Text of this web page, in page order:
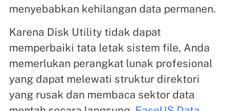
menyebabkan kehilangan data permanen.
Karena Disk Utility tidak dapat
memperbaiki tata letak sistem file, Anda
memerlukan perangkat lunak profesional
yang dapat melewati struktur direktori
yang rusak dan membaca sektor data